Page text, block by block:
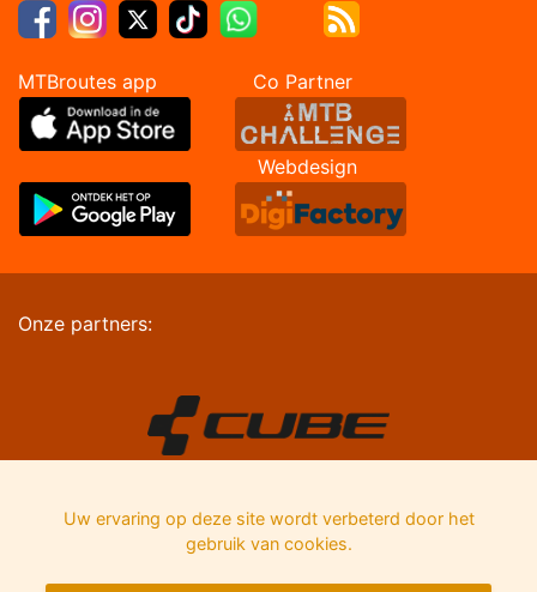
MTBroutes app Co Partner
Webdesign
Onze partners:
Uw ervaring op deze site wordt verbeterd door het
gebruik van cookies.